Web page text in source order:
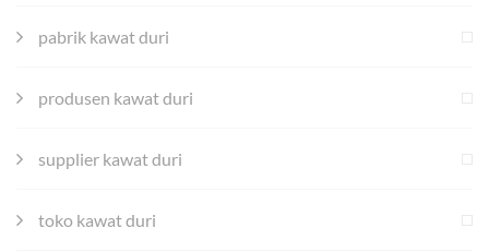
pabrik kawat duri
produsen kawat duri
supplier kawat duri
toko kawat duri